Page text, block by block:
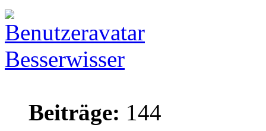
Besserwisser
Beiträge: 144